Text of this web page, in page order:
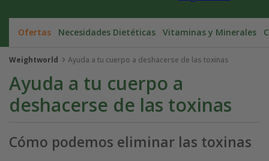
Ofertas Necesidades Dietéticas Vitaminas y Minerales
Weightworld Ayuda a tu cuerpo a deshacerse de las toxinas
Ayuda a tu cuerpo a
deshacerse de las toxinas
Cómo podemos eliminar las toxinas